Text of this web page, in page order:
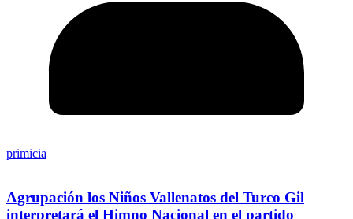
primicia
Agrupación los Niños Vallenatos del Turco Gil
interpretará el Himno Nacional en el partido